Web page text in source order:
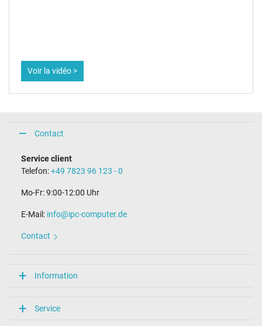
Voir la vidéo >
Contact
Service client
Telefon:+49 7823 96 123 - 0
Mo-Fr: 9:00-12:00 Uhr
E-Mail: info@ipc-computer.de
Contact
Information
Service